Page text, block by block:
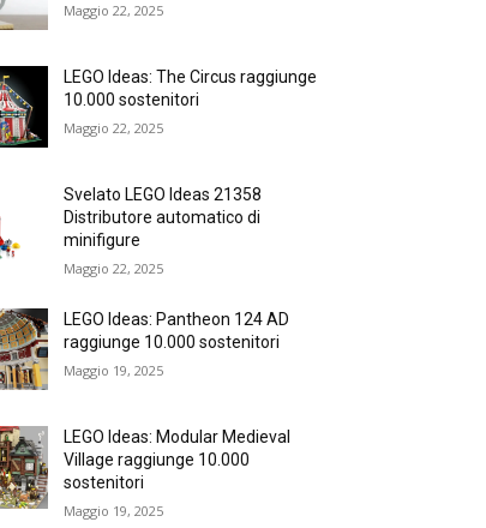
Maggio 22, 2025
LEGO Ideas: The Circus raggiunge
10.000 sostenitori
Maggio 22, 2025
Svelato LEGO Ideas 21358
Distributore automatico di
minifigure
Maggio 22, 2025
LEGO Ideas: Pantheon 124 AD
raggiunge 10.000 sostenitori
Maggio 19, 2025
LEGO Ideas: Modular Medieval
Village raggiunge 10.000
sostenitori
Maggio 19, 2025